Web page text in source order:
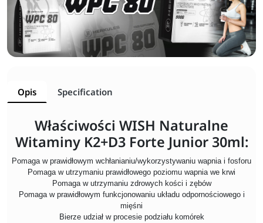
Opis Specification
Właściwości WISH Naturalne
Witaminy K2+D3 Forte Junior 30ml:
Pomaga w prawidłowym wchłanianiu/wykorzystywaniu wapnia i fosforu
Pomaga w utrzymaniu prawidłowego poziomu wapnia we krwi
Pomaga w utrzymaniu zdrowych kości i zębów
Pomaga w prawidłowym funkcjonowaniu układu odpornościowego i
mięśni
Bierze udział w procesie podziału komórek